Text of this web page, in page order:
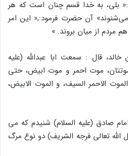
بلی، به خدا قسم چنان است که هر
آن حضرت فرمود:,« این امر
مردم از میان بروند. »
خالد، قال : سمعت ابا عبدالله (علیه
موتتان، موت احمر و موت ابیض، حتی
الاحمر السیف، و الموت الابیض،
صادق (علیه السلام) شنیدم که می
الله تعالی فرجه الشریف) دو نوع مرگ